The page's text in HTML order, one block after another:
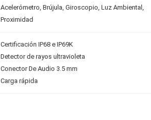
Acelerómetro, Brújula, Giroscopio, Luz Ambiental,
Proximidad
Certificación IP68 e IP69K
Detector de rayos ultravioleta
Conector De Audio 3.5 mm
Carga rápida